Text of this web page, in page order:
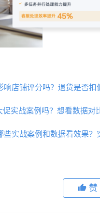
店铺评分吗？退货是否扣
促实战案例吗？想看数据
些实战案例和数据看效果
赞